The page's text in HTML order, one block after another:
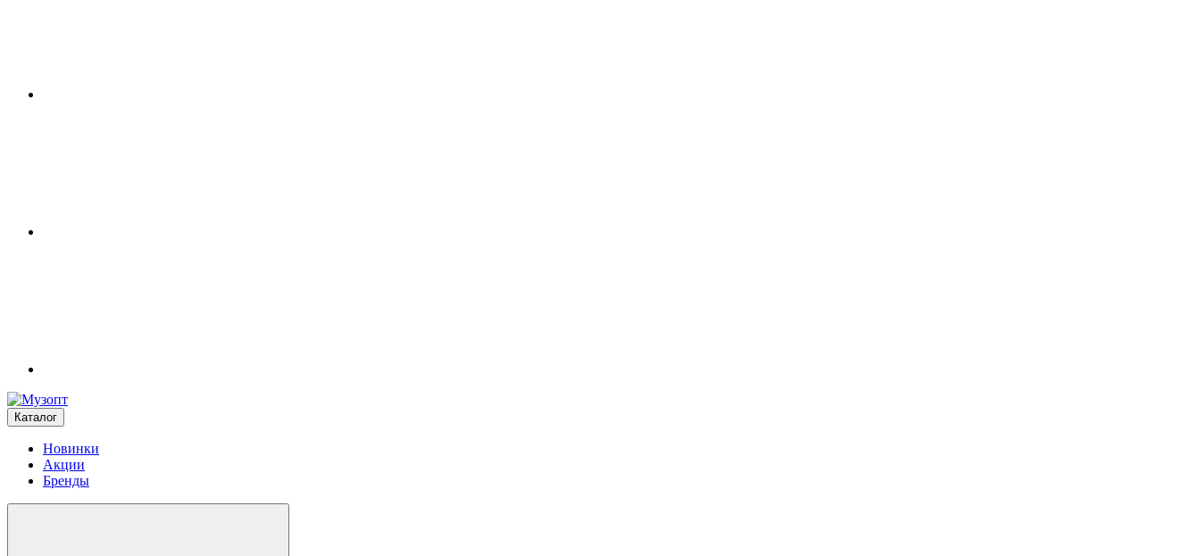
Каталог
Новинки
Акции
Бренды